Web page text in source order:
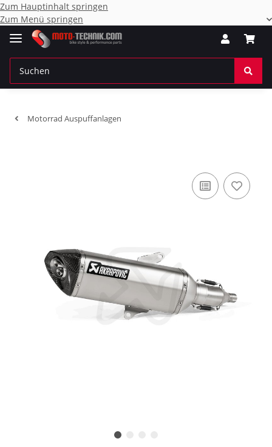
Zum Hauptinhalt springen
Zum Menü springen
Motorrad Auspuffanlagen